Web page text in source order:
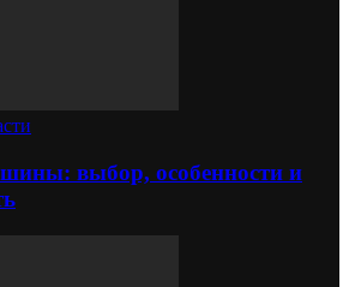
выбор, особенности и